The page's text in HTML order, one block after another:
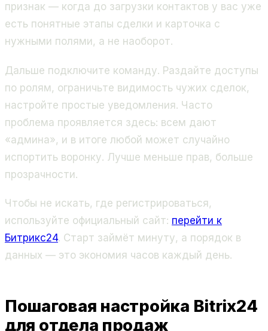
признак — когда до загрузки контактов у вас уже
есть понятные этапы сделки и карточка с
нужными полями, а не наоборот.
Дальше подключите команду. Раздайте доступы
по ролям, ограничьте видимость чужих сделок,
настройте простые уведомления. Часто
проблема проявляется здесь: всем дают
«админа», и в итоге любой может случайно
испортить воронку. Лучше меньше прав, больше
прозрачности.
Чтобы не искать, где регистрироваться,
используйте официальный сайт: перейти к
Битрикс24. Старт займёт минуту, а порядок в
данных — это экономия часов каждый день.
Пошаговая настройка Bitrix24
для отдела продаж